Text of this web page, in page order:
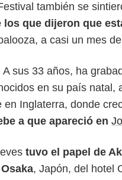
también se
que dijeron que
a casi un mes
sus 33 años, ha
en su país natal,
Inglaterra, donde
a que apareció en
tuvo el papel de
, Japón, del hotel